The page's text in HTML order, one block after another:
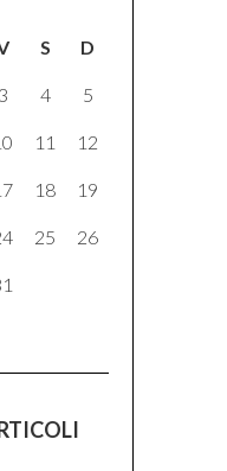
S D
3 4 5
11 12
18 19
25 26